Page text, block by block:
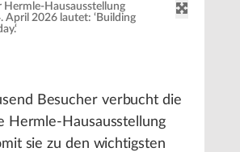
Hermle-Hausausstellung
April 2026 lautet: ‘Building
Besucher verbucht die
Hermle-Hausausstellung
sie zu den wichtigsten